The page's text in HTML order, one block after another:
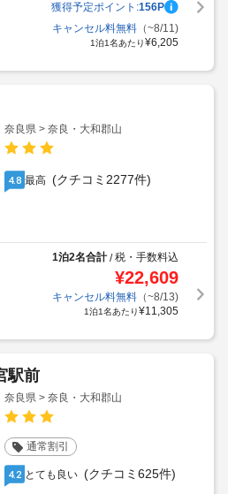
獲得予定ポイント:156P
キャンセル料無料（~8/11)
1泊1名あたり¥6,205
奈良県 > 奈良・大和郡山
4.8 最高 (クチコミ2277件)
1泊2名合計/税・手数料込
¥22,609
キャンセル料無料（~8/13)
1泊1名あたり¥11,305
駅前
奈良県 > 奈良・大和郡山
通常割引
4.2 とても良い (クチコミ625件)